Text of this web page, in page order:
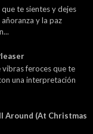
te sientes y dejes
y la paz
vibras feroces que te
una interpretación
Around (At Christmas